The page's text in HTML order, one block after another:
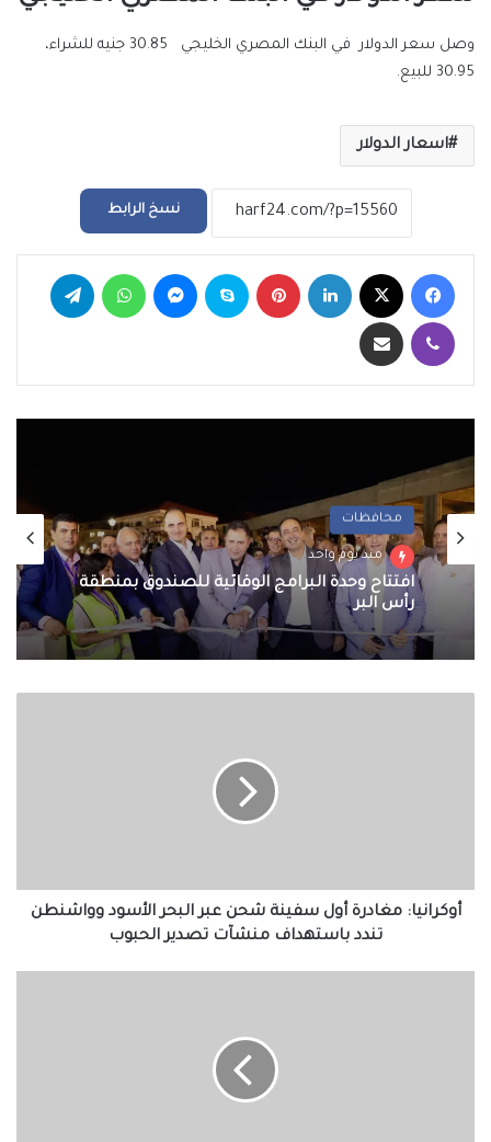
وصل سعر الدولار في البنك المصري الخليجي 30.85 جنيه للشراء،
30.95 للبيع.
اسعار الدولار
نسخ الرابط
فيسبوك لينكدإن بينتيريست سكايب ماسنجر واتساب
ڤايبر مشاركة عبر البريد
محافظات
منذ يوم واحد
افتتاح وحدة البرامج الوقائية للصندوق بمنطقة
رأس البر
وواشنطن
تنددأوكرانيا: مغادرة أول سفينة شحن عبر البحر الأسود وواشنطن
تندد باستهداف منشآت تصدير الحبوب